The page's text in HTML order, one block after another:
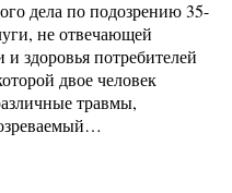
дела по подозрению 35-
не отвечающей
здоровья потребителей
двое человек
травмы,